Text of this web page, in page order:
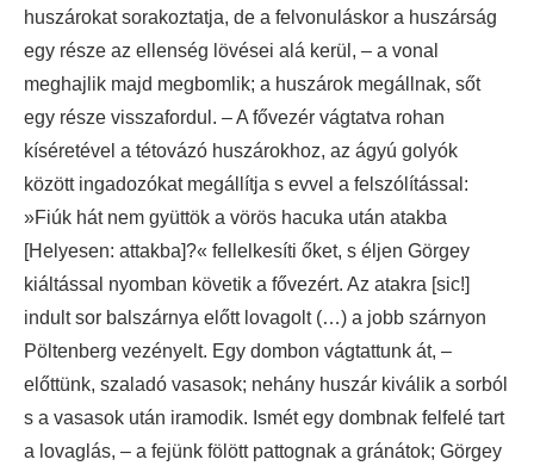
huszárokat sorakoztatja, de a felvonuláskor a huszárság
egy része az ellenség lövései alá kerül, – a vonal
meghajlik majd megbomlik; a huszárok megállnak, sőt
egy része visszafordul. – A fővezér vágtatva rohan
kíséretével a tétovázó huszárokhoz, az ágyú golyók
között ingadozókat megállítja s evvel a felszólítással:
»Fiúk hát nem gyüttök a vörös hacuka után atakba
[Helyesen: attakba]?« fellelkesíti őket, s éljen Görgey
kiáltással nyomban követik a fővezért. Az atakra [sic!]
indult sor balszárnya előtt lovagolt (…) a jobb szárnyon
Pöltenberg vezényelt. Egy dombon vágtattunk át, –
előttünk, szaladó vasasok; nehány huszár kiválik a sorból
s a vasasok után iramodik. Ismét egy dombnak felfelé tart
a lovaglás, – a fejünk fölött pattognak a gránátok; Görgey